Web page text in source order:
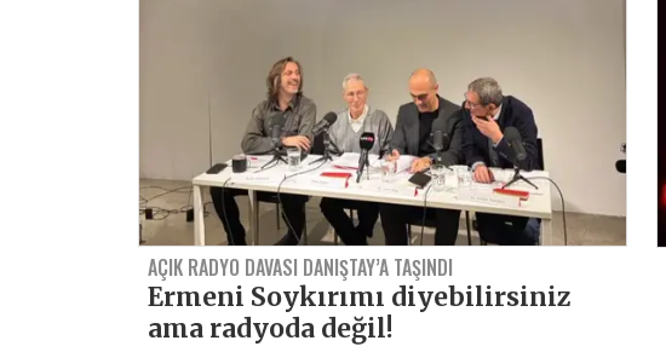
AÇIK RADYO DAVASI DANIŞTAY’A TAŞINDI
Ermeni Soykırımı diyebilirsiniz
ama radyoda değil!